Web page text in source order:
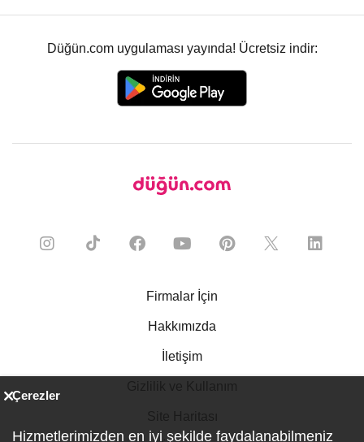
Düğün.com uygulaması yayında! Ücretsiz indir:
Firmalar İçin
Hakkımızda
İletişim
Çerezler
Hizmetlerimizden en iyi şekilde faydalanabilmeniz